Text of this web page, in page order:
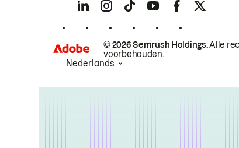
© 2026 Semrush Holdings.Alle
voorbehouden.
Nederlands